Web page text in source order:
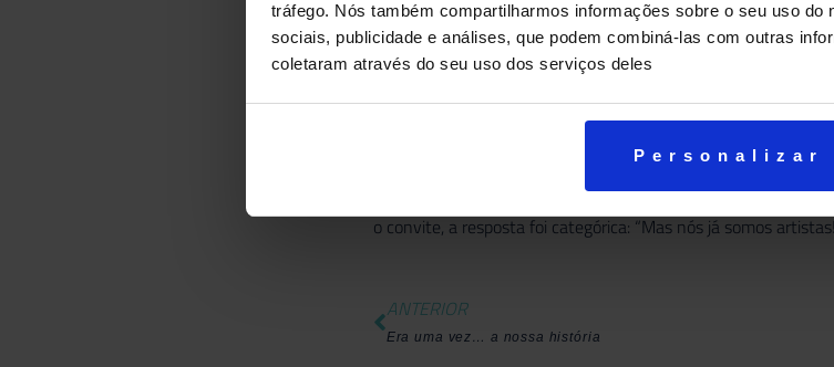
tráfego. Nós também compartilharmos informações sobre o seu uso
sociais, publicidade e análises, que podem combiná-las com outras
coletaram através do seu uso dos serviços deles
Personalizar
No fim da visita, os alunos foram convidados pela guia
o convite, a resposta foi categórica: “Mas nós já somos
ANTERIOR
Era uma vez… a nossa história